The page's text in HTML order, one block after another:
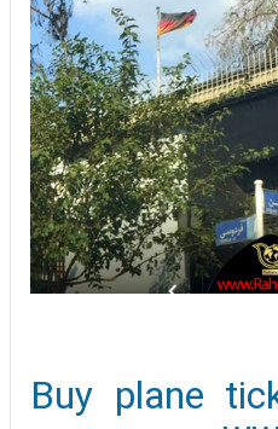
Buy plane